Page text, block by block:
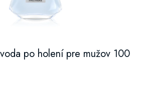
po holení pre mužov 100